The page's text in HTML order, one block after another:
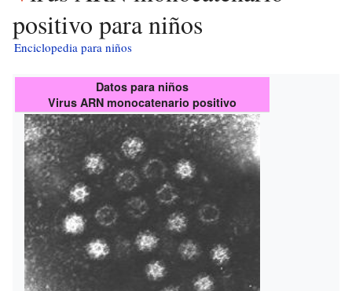
positivo para niños
Enciclopedia para niños
Datos para niños
Virus ARN monocatenario positivo